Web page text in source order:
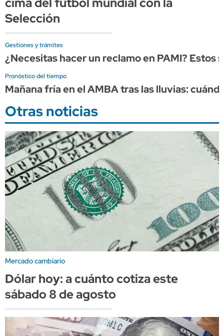
Selección
Gestiones y trámites
¿Necesitas hacer un reclamo en PAMI?
Pronóstico del tiempo
Mañana fría en el AMBA tras las lluvias:
Otras noticias
Mercado cambiario
Dólar hoy: a cuánto cotiza este
sábado 8 de agosto